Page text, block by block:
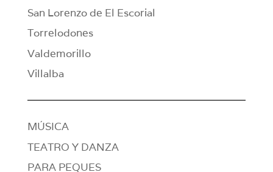
San Lorenzo de El Escorial
Torrelodones
Valdemorillo
Villalba
MÚSICA
TEATRO Y DANZA
PARA PEQUES